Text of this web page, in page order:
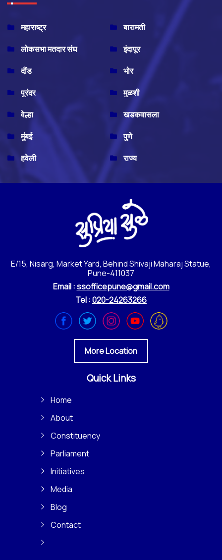
महाराष्ट्र
बारामती
लोकसभा मतदार संघ
इंदापूर
दौंड
भोर
पुरंदर
मुळशी
वेल्हा
खडकवासला
मुंबई
पुणे
हवेली
राज्य
E/15, Nisarg, Market Yard, Behind Shivaji Maharaj Statue,
Pune-411037
Email :ssofficepune@gmail.com
Tel :020-24263266
More Location
Quick Links
Home
About
Constituency
Parliament
Initiatives
Media
Blog
Contact